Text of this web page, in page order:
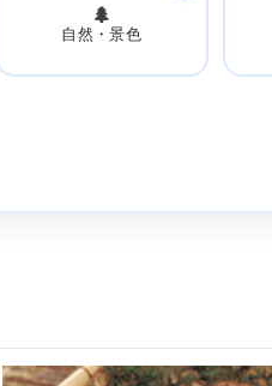
🌲
自然・景色